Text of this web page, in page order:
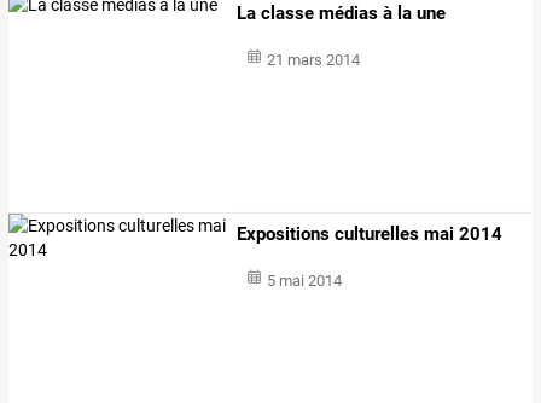
La classe médias à la une
21 mars 2014
Expositions culturelles mai 2014
5 mai 2014